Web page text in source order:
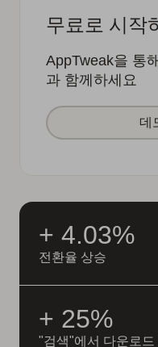
무료로 시작
AppTweak을 통
과 함께하세요
데
+ 4.03%
전환율 상승
+ 25%
"검색"에서 다운로드